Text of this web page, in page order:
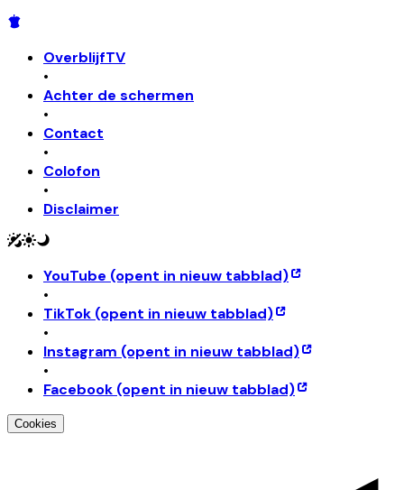
OverblijfTV
•
Achter de schermen
•
Contact
•
Colofon
•
Disclaimer
YouTube (opent in nieuw tabblad)
•
TikTok (opent in nieuw tabblad)
•
Instagram (opent in nieuw tabblad)
•
Facebook (opent in nieuw tabblad)
Cookies